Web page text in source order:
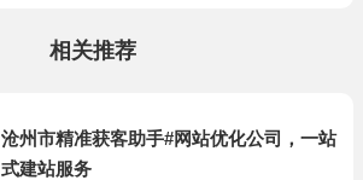
相关推荐
沧州市精准获客助手#网站优化公司，一站
式建站服务